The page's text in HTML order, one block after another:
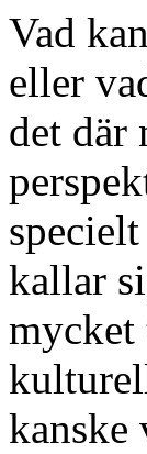
Vad
eller
det där
kallar
mycket
kanske